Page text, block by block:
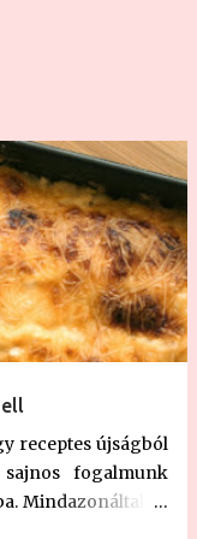
receptes újságból
fogalmunk
Mindazonáltal ez